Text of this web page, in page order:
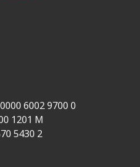
6002 9700 0
1201 M
5430 2